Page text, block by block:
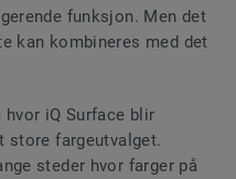
funksjon. Men det
kan kombineres med det
iQ Surface blir
fargeutvalget.
steder hvor farger på